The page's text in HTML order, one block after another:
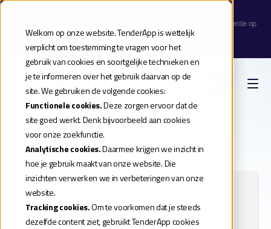
Welkom op onze website. TenderApp is wettelijk
verplicht om toestemming te vragen voor het
gebruik van cookies en soortgelijke technieken en
je te informeren over het gebruik daarvan op de
site. We gebruiken de volgende cookies:
Functionele cookies.Deze zorgen ervoor dat de
site goed werkt. Denk bijvoorbeeld aan cookies
voor onze zoekfunctie.
Analytische cookies.Daarmee krijgen we inzicht in
hoe je gebruik maakt van onze website. Die
inzichten verwerken we in verbeteringen van onze
website.
Tracking cookies.Om te voorkomen dat je steeds
dezelfde content ziet, gebruikt TenderApp cookies
| Meld je aan voor de release webinar van onze TenderApp Scale licentie op
donderdag 10 september |
Reserveer je plek
Boek een demo
Alle blogs
Inhoud